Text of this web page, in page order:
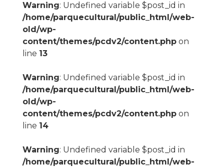
Warning: Undefined variable $post_id in
/home/parquecultural/public_html/web-
old/wp-
content/themes/pcdv2/content.phpon
line 13
Warning: Undefined variable $post_id in
/home/parquecultural/public_html/web-
old/wp-
content/themes/pcdv2/content.phpon
line 14
Warning: Undefined variable $post_id in
/home/parquecultural/public_html/web-